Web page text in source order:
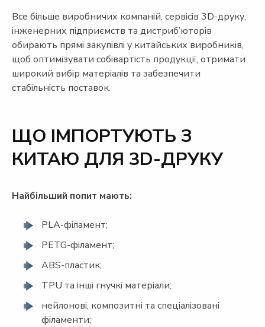
Все більше виробничих компаній, сервісів 3D-друку,
інженерних підприємств та дистриб’юторів
обирають прямі закупівлі у китайських виробників,
щоб оптимізувати собівартість продукції, отримати
широкий вибір матеріалів та забезпечити
стабільність поставок.
ЩО ІМПОРТУЮТЬ З
КИТАЮ ДЛЯ 3D-ДРУКУ
Найбільший попит мають:
PLA-філамент;
PETG-філамент;
ABS-пластик;
TPU та інші гнучкі матеріали;
нейлонові, композитні та спеціалізовані
філаменти;